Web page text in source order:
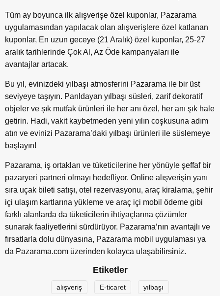
Tüm ay boyunca ilk alışverişe özel kuponlar, Pazarama
uygulamasından yapılacak olan alışverişlere özel katlanan
kuponlar, En uzun geceye (21 Aralık) özel kuponlar, 25-27
aralık tarihlerinde Çok Al, Az Öde kampanyaları ile
avantajlar artacak.
Bu yıl, evinizdeki yılbaşı atmosferini Pazarama ile bir üst
seviyeye taşıyın. Parıldayan yılbaşı süsleri, zarif dekoratif
objeler ve şık mutfak ürünleri ile her anı özel, her anı şık hale
getirin. Hadi, vakit kaybetmeden yeni yılın coşkusuna adım
atın ve evinizi Pazarama’daki yılbaşı ürünleri ile süslemeye
başlayın!
Pazarama, iş ortakları ve tüketicilerine her yönüyle şeffaf bir
pazaryeri partneri olmayı hedefliyor. Online alışverişin yanı
sıra uçak bileti satışı, otel rezervasyonu, araç kiralama, şehir
içi ulaşım kartlarına yükleme ve araç içi mobil ödeme gibi
farklı alanlarda da tüketicilerin ihtiyaçlarına çözümler
sunarak faaliyetlerini sürdürüyor. Pazarama’nın avantajlı ve
fırsatlarla dolu dünyasına, Pazarama mobil uygulaması ya
da Pazarama.com üzerinden kolayca ulaşabilirsiniz.
Etiketler
alışveriş E-ticaret yılbaşı